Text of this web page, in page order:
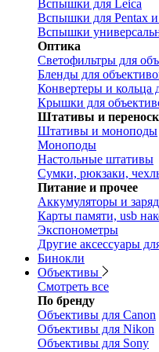
Вспышки для Leica
Вспышки для Pentax
Вспышки
Оптика
Светофильтры для
Бленды для
Конвертеры и кольца
Крышки для
Штативы и
Штативы и моноподы
Моноподы
Настольные штативы
Сумки, рюкзаки,
Питание и прочее
Аккумуляторы и
Карты памяти, usb
Экспонометры
Другие аксессуары
Бинокли
Объективы
Смотреть все
По бренду
Объективы для Canon
Объективы для Nikon
Объективы для Sony